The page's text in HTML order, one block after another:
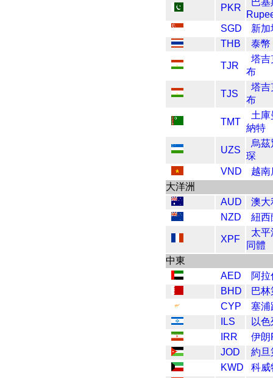
PKR
SGD
新加
THB
泰幣
TJR
塔吉
布
TJS
塔吉
布
TMT
土
納特
UZS
烏
琛
VND
越南
大洋洲
AUD
澳大
NZD
紐西
XPF
太
同體
中東
AED
阿拉
BHD
巴
CYP
塞浦
ILS
以
IRR
伊
JOD
約旦
KWD
科威